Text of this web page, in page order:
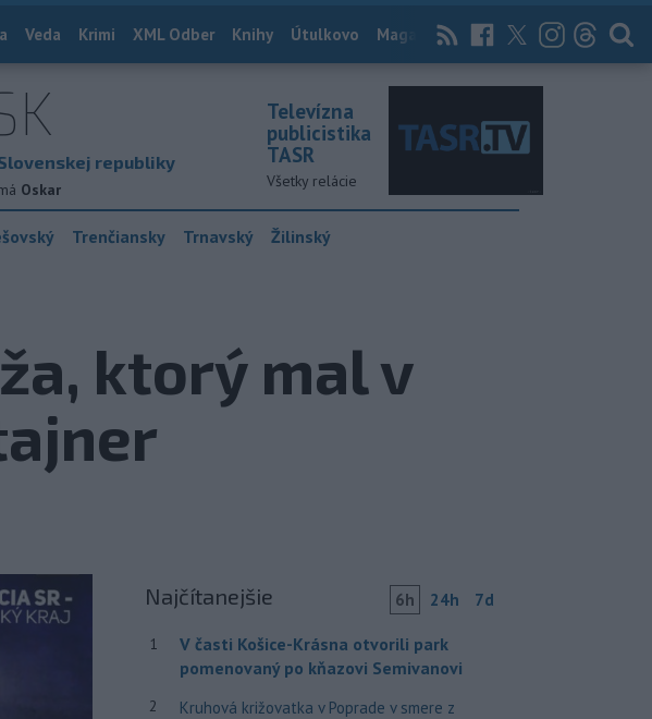
Veda Krimi XML Odber Knihy Útulkovo Magazín News Now Archív
republiky
Oskar
Televízna
publicistika
TASR
Všetky relácie
Trenčiansky Trnavský Žilinský
ktorý mal v
Najčítanejšie 6h 24h 7d
1
V časti Košice-Krásna otvorili park
pomenovaný po kňazovi Semivanovi
2
Kruhová križovatka v Poprade v smere z